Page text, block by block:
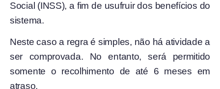
Social (INSS), a fim de usufruir dos benefícios do
sistema.
Neste caso a regra é simples, não há atividade a
ser comprovada. No entanto, será permitido
somente o recolhimento de até 6 meses em
atraso.